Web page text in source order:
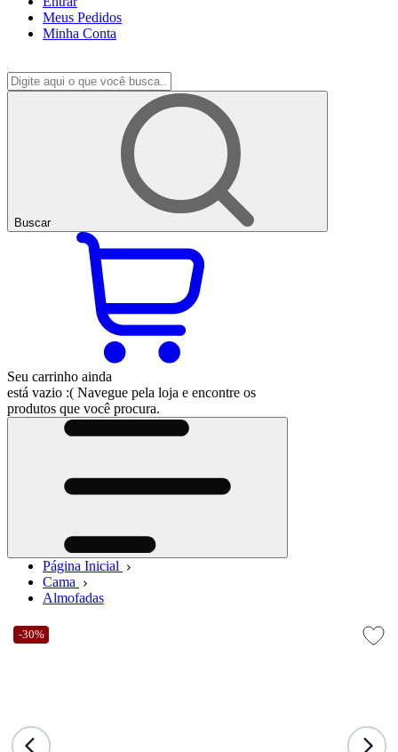
Meus Pedidos
Minha Conta
Buscar
Seu carrinho ainda
está vazio :( Navegue pela loja e encontre os
produtos que você procura.
Página Inicial
Cama
Almofadas
-30%